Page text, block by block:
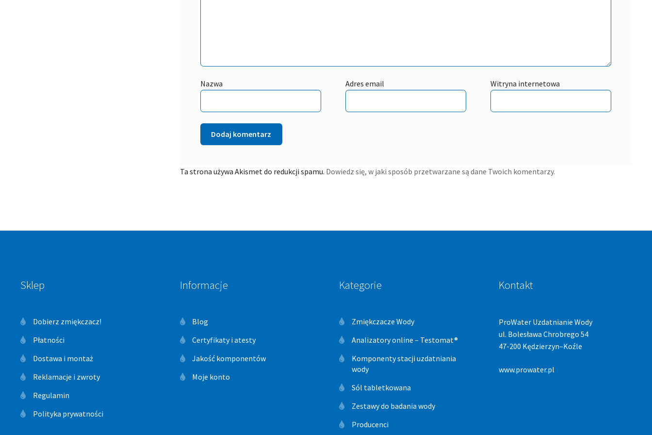
Nazwa Adres email Witryna internetowa
Ta strona używa Akismet do redukcji spamu. Dowiedz się, w jaki sposób przetwarzane są dane Twoich komentarzy.
Sklep
Dobierz zmiękczacz!
Płatności
Dostawa i montaż
Reklamacje i zwroty
Regulamin
Polityka prywatności
Informacje
Blog
Certyfikaty i atesty
Jakość komponentów
Moje konto
Kategorie
Zmiękczacze Wody
Analizatory online – Testomat®
Komponenty stacji uzdatniania
wody
Sól tabletkowana
Zestawy do badania wody
Producenci
Kontakt
ProWater Uzdatnianie Wody
ul. Bolesława Chrobrego 54
47-200 Kędzierzyn–Koźle
www.prowater.pl